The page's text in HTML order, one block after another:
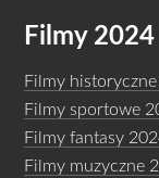
Filmy 2024
Filmy
Filmy sportowe
Filmy fantasy
Filmy muzyczne